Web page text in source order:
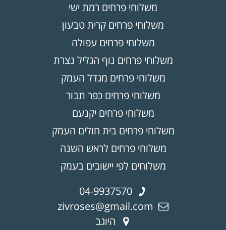
משלוחי פרחים רמת ישי
משלוחי פרחים קרית טבעון
משלוחי פרחים עפולה
משלוחי פרחים נוף הגליל נצרת
משלוחי פרחים מגדל העמק
משלוחי פרחים כפר תבור
משלוחי פרחים יקנעם
משלוחי פרחים בית חולים העמק
משלוחי פרחים לראש השנה
משלוחים לפי יישובים בעמק
04-9937570
zivroses@gmail.com
היוגב